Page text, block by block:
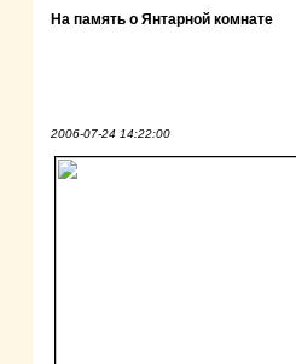
На память о Янтарной комнате
2006-07-24 14:22:00